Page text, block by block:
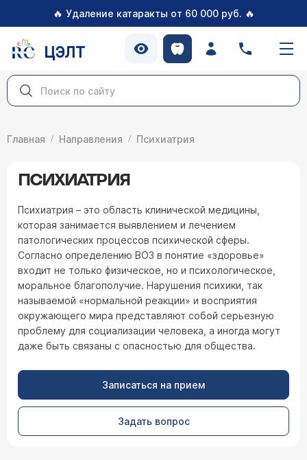
🔥 Удаление катаракты от 60 000 руб. 🔥
ЦЭЛТ
Главная Направления Психиатрия
ПСИХИАТРИЯ
Психиатрия – это область клинической медицины,
которая занимается выявлением и лечением
патологических процессов психической сферы.
Согласно определению ВОЗ в понятие «здоровье»
входит не только физическое, но и психологическое,
моральное благополучие. Нарушения психики, так
называемой «нормальной реакции» и восприятия
окружающего мира представляют собой серьезную
проблему для социализации человека, а иногда могут
даже быть связаны с опасностью для общества.
Записаться на прием
Задать вопрос